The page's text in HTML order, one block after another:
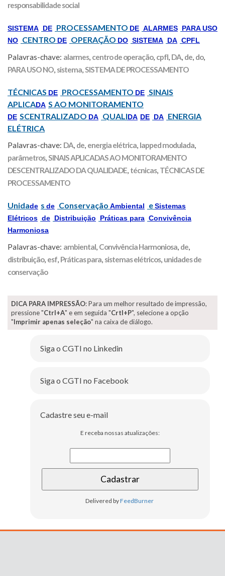
responsabilidade social
SISTEMA DE PROCESSAMENTO DE ALARMES PARA USO
NO CENTRO DE OPERAÇÃO DO SISTEMA DA CPFL
Palavras-chave: alarmes, centro de operação, cpfl, DA, de, do,
PARA USO NO, sistema,SISTEMA DE PROCESSAMENTO
TÉCNICAS DE PROCESSAMENTO DE SINAIS
APLICADA S AO MONITORAMENTO
DE SCENTRALIZADO DA QUALIDA DE DA ENERGIA
ELÉTRICA
Palavras-chave: DA, de, energia elétrica, lapped modulada,
parâmetros,SINAIS APLICADAS AO MONITORAMENTO
DESCENTRALIZADO DA QUALIDADE, técnicas, TÉCNICAS DE
PROCESSAMENTO
Unidade s de Conservação Ambiental eSistemas
Elétricos de Distribuição Práticas para Convivência
Harmoniosa
Palavras-chave: ambiental, Convivência Harmoniosa, de,
distribuição, esf, Práticas para, sistemas elétricos, unidades de
conservação
DICA PARA IMPRESSÃO: Para um melhor resultado de impressão,
pressione "Ctrl+A" e em seguida "Crtl+P", selecione a opção
"Imprimir apenas seleção" na caixa de diálogo.
Siga o CGTI no Linkedin
Siga o CGTI no Facebook
Cadastre seu e-mail
E receba nossas atualizações:
Delivered byFeedBurner